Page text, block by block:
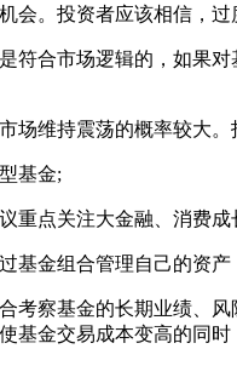
会。投资者应该相信，
合市场逻辑的，如果对
维持震荡的概率较大。
基金;
点关注大金融、消费成
金组合管理自己的资产
察基金的长期业绩、风
基金交易成本变高的同时